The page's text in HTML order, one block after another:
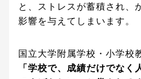
と、ストレスが蓄積され、
影響を与えてしまいます。
国立大学附属学校・小学校
「学校で、成績だけでなく